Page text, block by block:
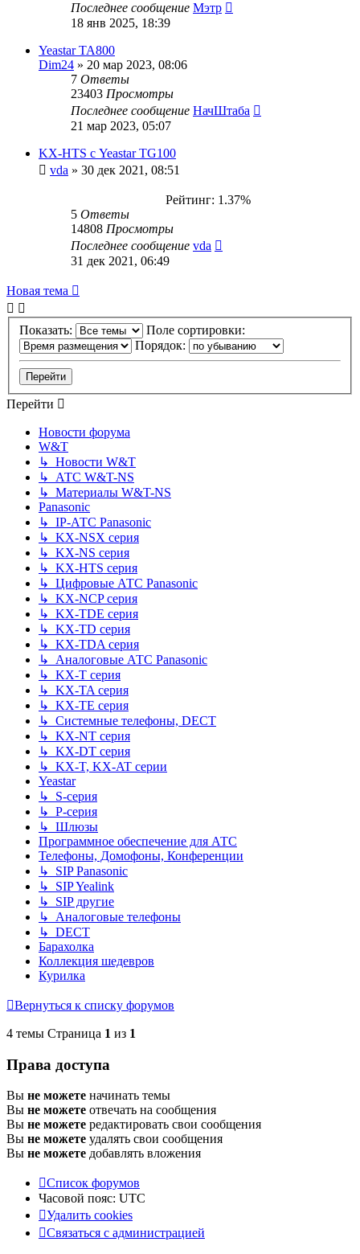
Последнее сообщение Мэтр
18 янв 2025, 18:39
Yeastar TA800
Dim24 » 20 мар 2023, 08:06
7 Ответы
23403 Просмотры
Последнее сообщение НачШтаба
21 мар 2023, 05:07
KX-HTS с Yeastar TG100
vda » 30 дек 2021, 08:51
Рейтинг: 1.37%
5 Ответы
14808 Просмотры
Последнее сообщение vda
31 дек 2021, 06:49
Новая тема
Показать:
Поле сортировки:
Порядок:
Перейти
Новости форума
W&T
↳ Новости W&T
↳ АТС W&T-NS
↳ Материалы W&T-NS
Panasonic
↳ IP-АТС Panasonic
↳ KX-NSX серия
↳ KX-NS серия
↳ KX-HTS серия
↳ Цифровые АТС Panasonic
↳ KX-NCP серия
↳ KX-TDE серия
↳ KX-TD серия
↳ KX-TDA серия
↳ Аналоговые АТС Panasonic
↳ KX-T серия
↳ KX-TA серия
↳ KX-TE серия
↳ Системные телефоны, DECT
↳ KX-NT серия
↳ KX-DT серия
↳ KX-T, KX-AT серии
Yeastar
↳ S-серия
↳ P-серия
↳ Шлюзы
Программное обеспечение для АТС
Телефоны, Домофоны, Конференции
↳ SIP Panasonic
↳ SIP Yealink
↳ SIP другие
↳ Аналоговые телефоны
↳ DECT
Барахолка
Коллекция шедевров
Курилка
Вернуться к списку форумов
4 темы Страница 1 из 1
Права доступа
Вы не можете начинать темы
Вы не можете отвечать на сообщения
Вы не можете редактировать свои сообщения
Вы не можете удалять свои сообщения
Вы не можете добавлять вложения
Список форумов
Часовой пояс: UTC
Удалить cookies
Связаться с администрацией